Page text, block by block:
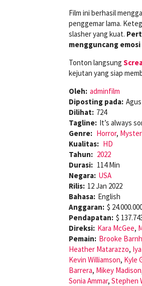
Film ini berhasil
penggemar lama.
slasher yang kuat.
mengguncang
Tonton langsung
kejutan yang siap
Oleh: adminfilm
Diposting pada:
Dilihat: 724
Tagline: It’s always
Genre: Horror,
Kualitas: HD
Tahun: 2022
Durasi: 114 Min
Negara: USA
Rilis: 12 Jan 2022
Bahasa: English
Anggaran: $
Pendapatan: $
Direksi: Kara McGee,
Pemain: Brooke
Heather Matarazzo,
Kevin Williamson, Kyle
Barrera, Mikey Madison
Sonia Ammar, Stephen